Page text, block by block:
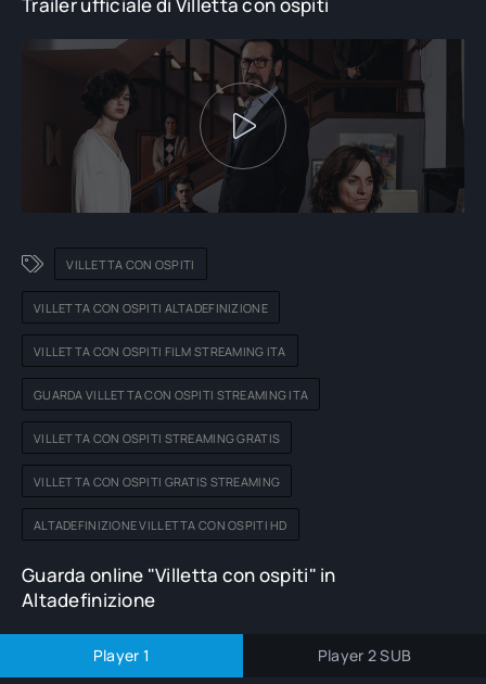
VILLETTA CON OSPITI
VILLETTA CON OSPITI ALTADEFINIZIONE
VILLETTA CON OSPITI FILM STREAMING ITA
GUARDA VILLETTA CON OSPITI STREAMING ITA
VILLETTA CON OSPITI STREAMING GRATIS
VILLETTA CON OSPITI GRATIS STREAMING
ALTADEFINIZIONE VILLETTA CON OSPITI HD
Guarda online "Villetta con ospiti" in
Altadefinizione
Player 1 Player 2 SUB